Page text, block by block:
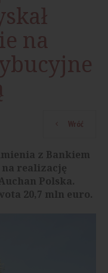
na
Wróć
z Bankiem
realizację
Polska.
20,7 mln euro.